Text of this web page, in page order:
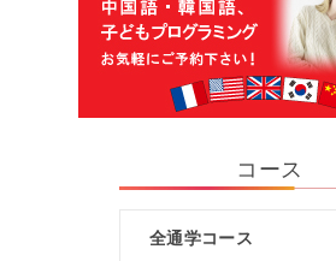
コース
全通学コース